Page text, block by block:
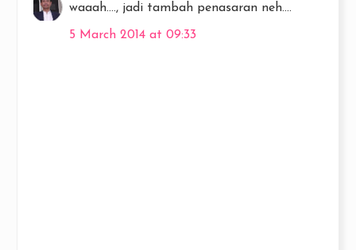
waaah...., jadi tambah penasaran neh....
5 March 2014 at 09:33